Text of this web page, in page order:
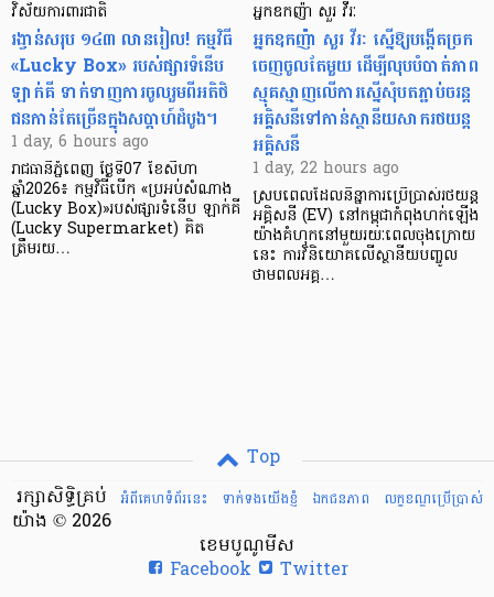
វិស័យការពារជាតិ
រង្វាន់សរុប ១៤៣ លានរៀល! កម្មវិធី
«Lucky Box» របស់ផ្សារទំនើប
ឡាក់គី ទាក់ទាញការចូលរួមពីអតិថិ
ជនកាន់តែច្រើនក្នុងសប្តាហ៍ដំបូង។
1 day, 6 hours ago
រាជធានីភ្នំពេញ ថ្ងៃទី07 ខែសីហា
ឆ្នាំ2026៖ កម្មវិធីបើក «ប្រអប់សំណាង
(Lucky Box)»របស់ផ្សារទំនើប ឡាក់គី
(Lucky Supermarket) គិត
ត្រឹមរយ…
អ្នកឧកញ៉ា សួរ វីរៈ
អ្នកឧកញ៉ា សួរ វីរៈ ស្នើឱ្យបង្កើតច្រក
ចេញចូលតែមួយ ដើម្បីលុបបំបាត់ភាព
ស្មុគស្មាញលើការស្នើសុំបតភ្ជាប់ចរន្ត
អគ្គិសនីទៅកាន់ស្ថានីយសាករថយន្ត
អគ្គិសនី
1 day, 22 hours ago
ស្របពេលដែលនិន្នាការប្រើប្រាស់រថយន្ត
អគ្គិសនី (EV) នៅកម្ពុជាកំពុងហក់ឡើង
យ៉ាងគំហុកនៅមួយរយៈពេលចុងក្រោយ
នេះ ការវិនិយោគលើស្ថានីយបញ្ចូល
ថាមពលអគ្គ…
Top
អំពីគេហទំព័រនេះ
ទាក់ទងយើងខ្ញំ ឯកជនភាព លក្ខខណ្ឌ​ប្រើ​ប្រាស់
រក្សាសិទ្ធិគ្រប់
យ៉ាង © 2026
ខេមបូណូមីស
Facebook
Twitter